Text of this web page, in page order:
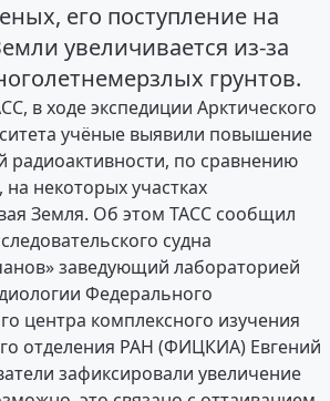
его поступление на
увеличивается из-за
грунтов.
в ходе экспедиции Арктического
учёные выявили повышение
радиоактивности, по сравнению
некоторых участках
Земля. Об этом ТАСС сообщил
судна
заведующий лабораторией
Федерального
центра комплексного изучения
отделения РАН (ФИЦКИА) Евгений
зафиксировали увеличение